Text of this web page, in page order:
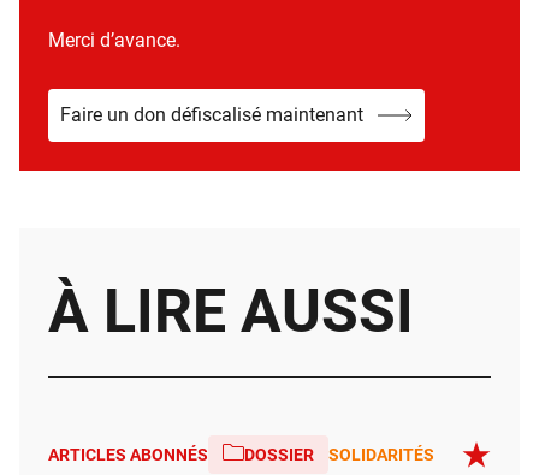
Merci d’avance.
Faire un don défiscalisé maintenant
À LIRE AUSSI
ARTICLES ABONNÉS DOSSIER SOLIDARITÉS